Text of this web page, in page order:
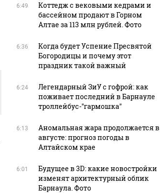
6:49
Коттедж с вековыми кедрами и
бассейном продают в Горном
Алтае за 113 млн рублей. Фото
6:36
Когда будет Успение Пресвятой
Богородицы и почему этот
праздник такой важный
6:24
Легендарный ЗиУ с гофрой: как
поживает последний в Барнауле
троллейбус-"гармошка"
6:13
Аномальная жара продолжается в
августе: прогноз погоды в
Алтайском крае
6:01
Будущее в 3D: какие новостройки
изменят архитектурный облик
Барнаула. Фото